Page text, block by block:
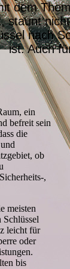
dem
staunt
nach
ist. Auch
ein
befreit sein
die
ob
,
meisten
leicht für
oder
bis